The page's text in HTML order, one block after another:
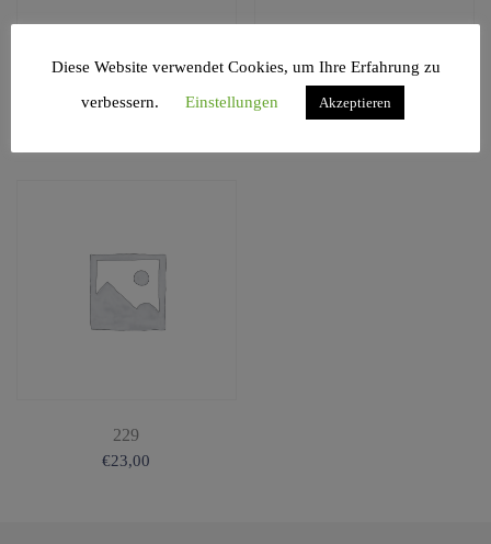
227
€20,00
792 Ipanema
Alkoholfreies
229
€23,00
Diese Website verwendet Cookies, um Ihre Erfahrung zu
verbessern.
Einstellungen Akzeptieren